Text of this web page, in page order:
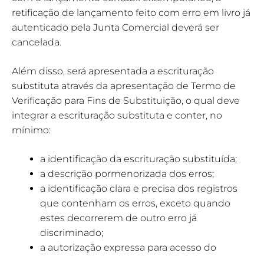
retificação de lançamento feito com erro em livro já
autenticado pela Junta Comercial deverá ser
cancelada.
Além disso, será apresentada a escrituração
substituta através da apresentação de Termo de
Verificação para Fins de Substituição, o qual deve
integrar a escrituração substituta e conter, no
mínimo:
a identificação da escrituração substituída;
a descrição pormenorizada dos erros;
a identificação clara e precisa dos registros
que contenham os erros, exceto quando
estes decorrerem de outro erro já
discriminado;
a autorização expressa para acesso do